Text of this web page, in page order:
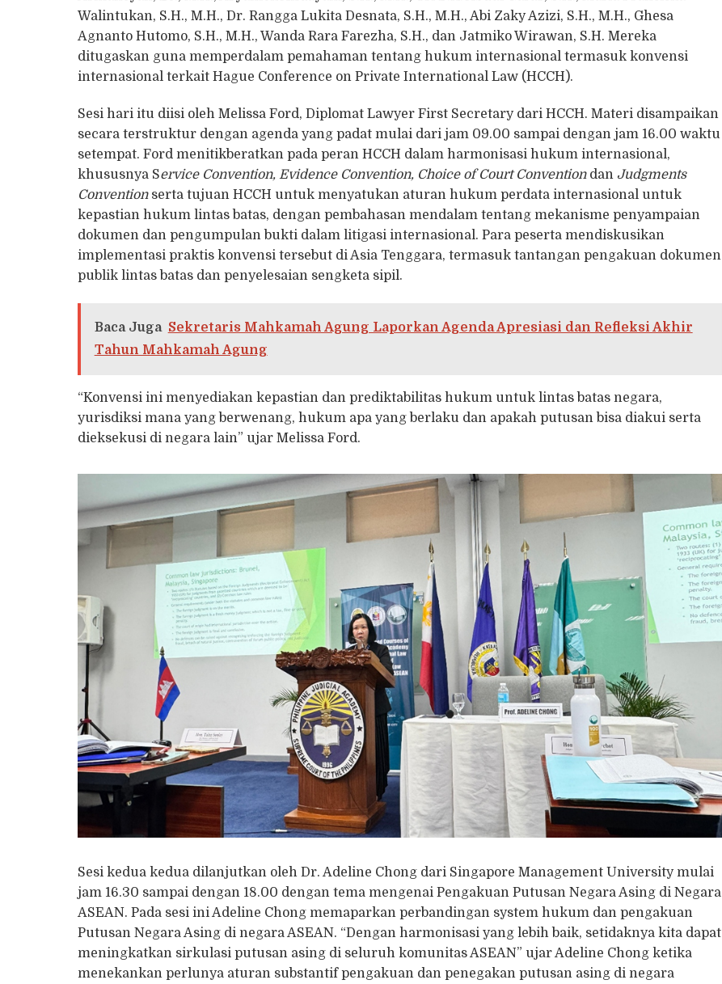
Walintukan, S.H., M.H., Dr. Rangga Lukita Desnata, S.H., M.H., Abi Zaky Azizi, S.H., M.H., Ghesa
Agnanto Hutomo, S.H., M.H., Wanda Rara Farezha, S.H., dan Jatmiko Wirawan, S.H. Mereka
ditugaskan guna memperdalam pemahaman tentang hukum internasional termasuk konvensi
internasional terkait Hague Conference on Private International Law (HCCH).
Sesi hari itu diisi oleh Melissa Ford, Diplomat Lawyer First Secretary dari HCCH. Materi disampaikan
secara terstruktur dengan agenda yang padat mulai dari jam 09.00 sampai dengan jam 16.00 waktu
setempat. Ford menitikberatkan pada peran HCCH dalam harmonisasi hukum internasional,
khususnya Service Convention, Evidence Convention, Choice of Court Conventiondan Judgments
Convention serta tujuan HCCH untuk menyatukan aturan hukum perdata internasional untuk
kepastian hukum lintas batas, dengan pembahasan mendalam tentang mekanisme penyampaian
dokumen dan pengumpulan bukti dalam litigasi internasional. Para peserta mendiskusikan
implementasi praktis konvensi tersebut di Asia Tenggara, termasuk tantangan pengakuan dokumen
publik lintas batas dan penyelesaian sengketa sipil.
Baca Juga Sekretaris Mahkamah Agung Laporkan Agenda Apresiasi dan Refleksi Akhir
Tahun Mahkamah Agung
“Konvensi ini menyediakan kepastian dan prediktabilitas hukum untuk lintas batas negara,
yurisdiksi mana yang berwenang, hukum apa yang berlaku dan apakah putusan bisa diakui serta
dieksekusi di negara lain” ujar Melissa Ford.
Sesi kedua kedua dilanjutkan oleh Dr. Adeline Chong dari Singapore Management University mulai
jam 16.30 sampai dengan 18.00 dengan tema mengenai Pengakuan Putusan Negara Asing di Negara
ASEAN. Pada sesi ini Adeline Chong memaparkan perbandingan system hukum dan pengakuan
Putusan Negara Asing di negara ASEAN. “Dengan harmonisasi yang lebih baik, setidaknya kita dapat
meningkatkan sirkulasi putusan asing di seluruh komunitas ASEAN” ujar Adeline Chong ketika
menekankan perlunya aturan substantif pengakuan dan penegakan putusan asing di negara